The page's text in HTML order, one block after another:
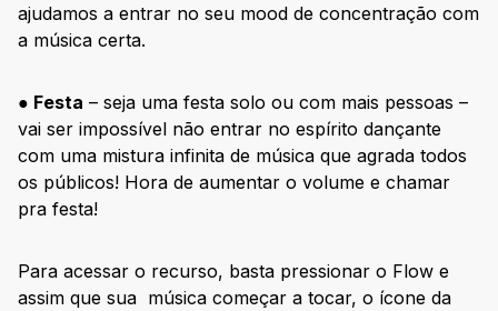
ajudamos a entrar no seu mood de concentração com
a música certa.
● Festa – seja uma festa solo ou com mais pessoas –
vai ser impossível não entrar no espírito dançante
com uma mistura infinita de música que agrada todos
os públicos! Hora de aumentar o volume e chamar
pra festa!
Para acessar o recurso, basta pressionar o Flow e
assim que sua música começar a tocar, o ícone da